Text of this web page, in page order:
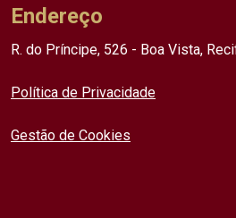
Endereço
R. do Príncipe, 526 - Boa Vista,
Política de Privacidade
Gestão de Cookies